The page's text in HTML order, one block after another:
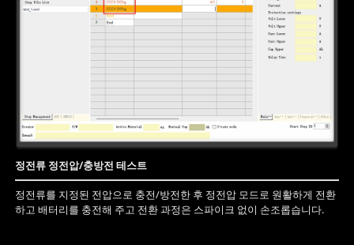
정전류 정전압/충방전 테스트
정전류를 지정된 전압으로 충전/방전한 후 정전압 모드로 원활하게 전환
하고 배터리를 충전해 주고 전환 과정은 스파이크 없이 손조롭습니다.